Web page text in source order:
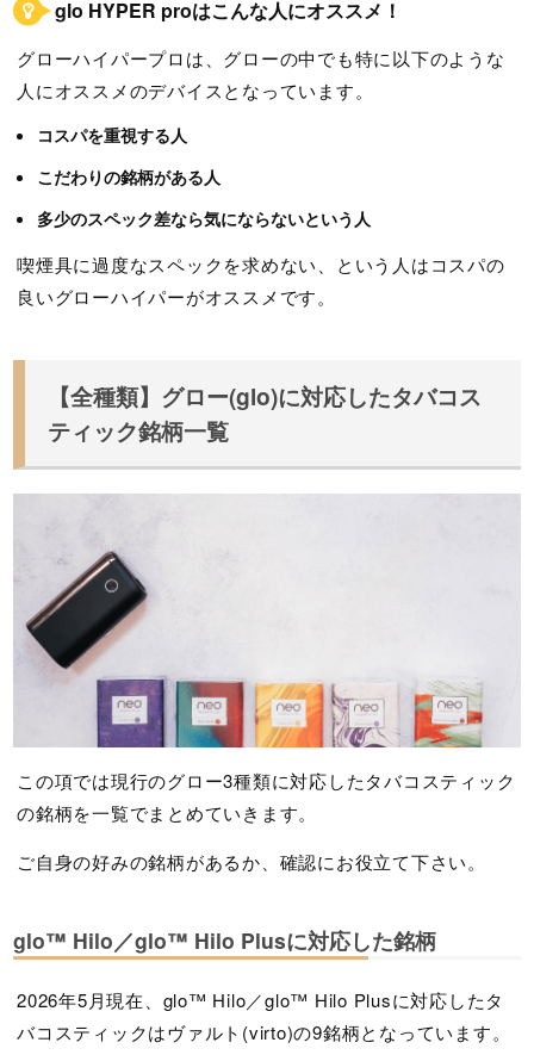
glo HYPER proはこんな人にオススメ！
グローハイパープロは、グローの中でも特に以下のような
人にオススメのデバイスとなっています。
コスパを重視する人
こだわりの銘柄がある人
多少のスペック差なら気にならないという人
喫煙具に過度なスペックを求めない、という人はコスパの
良いグローハイパーがオススメです。
【全種類】グロー(glo)に対応したタバコス
ティック銘柄一覧
この項では現行のグロー3種類に対応したタバコスティック
の銘柄を一覧でまとめていきます。
ご自身の好みの銘柄があるか、確認にお役立て下さい。
glo™ Hilo／glo™ Hilo Plusに対応した銘柄
2026年5月現在、glo™ Hilo／glo™ Hilo Plusに対応したタ
バコスティックはヴァルト(virto)の9銘柄となっています。